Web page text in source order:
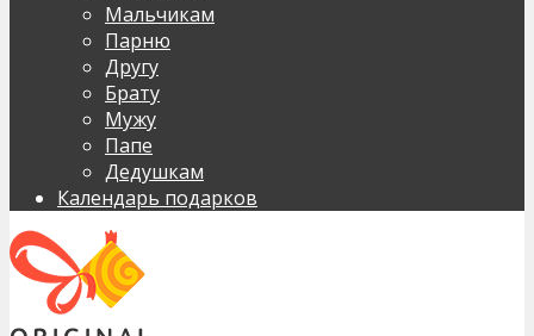
Мальчикам
Парню
Другу
Брату
Мужу
Папе
Дедушкам
Календарь подарков